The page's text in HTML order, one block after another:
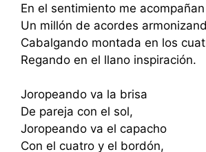
En el sentimiento me
Un millón de acordes
Cabalgando montada en los
Regando en el llano inspiración.
Joropeando va la brisa
De pareja con el sol,
Joropeando va el capacho
Con el cuatro y el bordón,